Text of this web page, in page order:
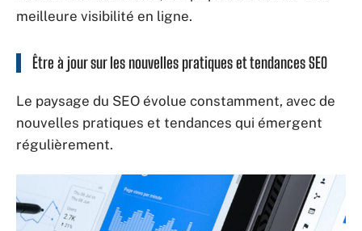
meilleure visibilité en ligne.
Être à jour sur les nouvelles pratiques et tendances SEO
Le paysage du SEO évolue constamment, avec de
nouvelles pratiques et tendances qui émergent
régulièrement.